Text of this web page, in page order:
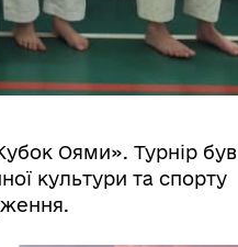
Оями». Турнір був
культури та спорту